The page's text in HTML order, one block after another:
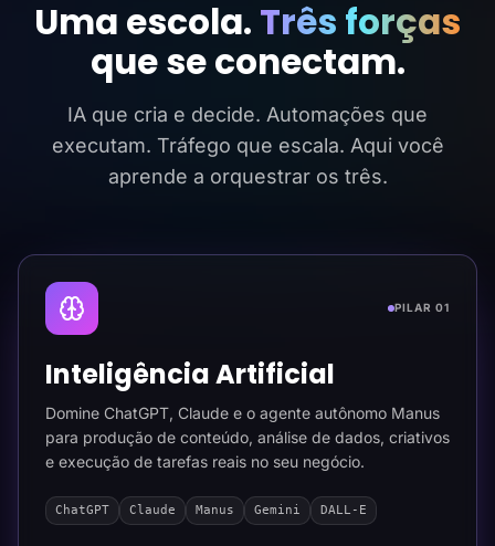
Uma escola. Três forças
que se conectam.
IA que cria e decide. Automações que
executam. Tráfego que escala. Aqui você
aprende a orquestrar os três.
PILAR 01
Inteligência Artificial
Domine ChatGPT, Claude e o agente autônomo Manus
para produção de conteúdo, análise de dados, criativos
e execução de tarefas reais no seu negócio.
ChatGPT Claude Manus Gemini DALL-E